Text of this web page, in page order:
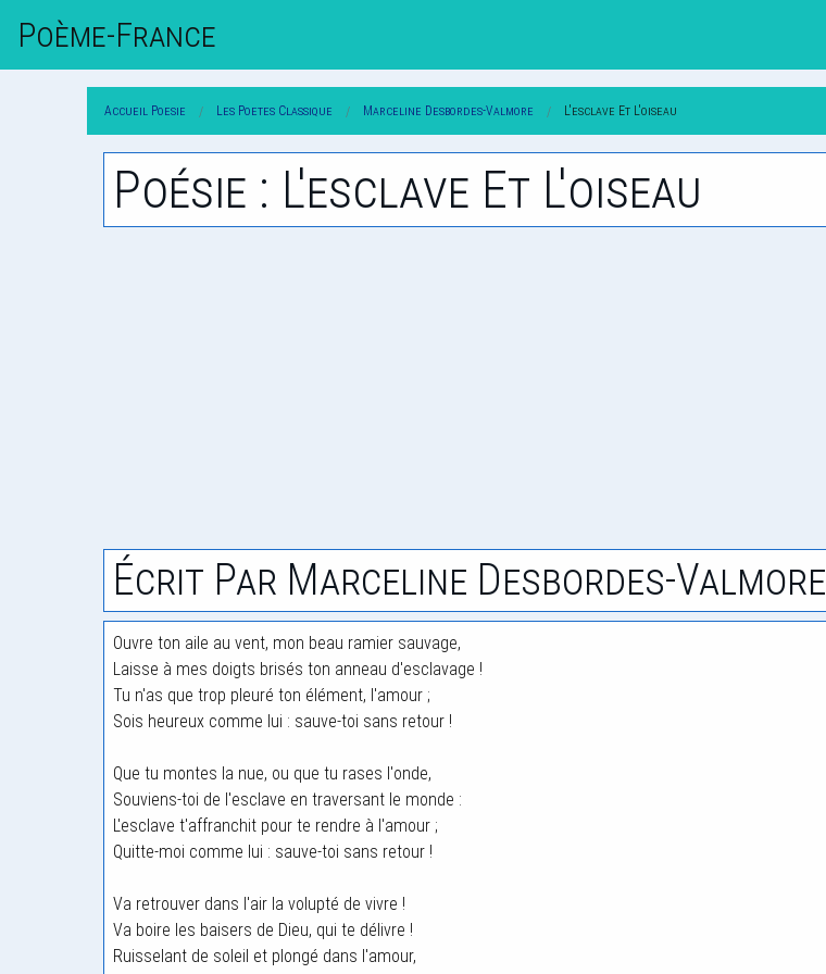
Poème-FrAnce
Accueil Poesie Les Poetes Classique Marceline Desbordes-Valmore L'esclave Et L'oiseau
Poésie : L'esclave Et L'oiseau
Écrit Par Marceline Desbordes-Valmore
Ouvre ton aile au vent, mon beau ramier sauvage,
Laisse à mes doigts brisés ton anneau d'esclavage !
Tu n'as que trop pleuré ton élément, l'amour ;
Sois heureux comme lui : sauve-toi sans retour !
Que tu montes la nue, ou que tu rases l'onde,
Souviens-toi de l'esclave en traversant le monde :
L'esclave t'affranchit pour te rendre à l'amour ;
Quitte-moi comme lui : sauve-toi sans retour !
Va retrouver dans l'air la volupté de vivre !
Va boire les baisers de Dieu, qui te délivre !
Ruisselant de soleil et plongé dans l'amour,